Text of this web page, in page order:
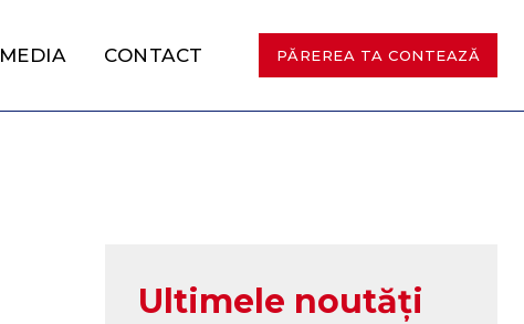
MEDIA CONTACT PĂREREA TA CONTEAZĂ
Ultimele noutăți